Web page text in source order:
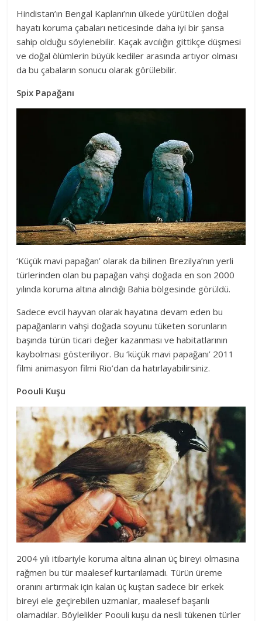
Hindistan’ın Bengal Kaplanı’nın ülkede yürütülen doğal
hayatı koruma çabaları neticesinde daha iyi bir şansa
sahip olduğu söylenebilir. Kaçak avcılığın gittikçe düşmesi
ve doğal ölümlerin büyük kediler arasında artıyor olması
da bu çabaların sonucu olarak görülebilir.
Spix Papağanı
‘Küçük mavi papağan’ olarak da bilinen Brezilya’nın yerli
türlerinden olan bu papağan vahşi doğada en son 2000
yılında koruma altına alındığı Bahia bölgesinde görüldü.
Sadece evcil hayvan olarak hayatına devam eden bu
papağanların vahşi doğada soyunu tüketen sorunların
başında türün ticari değer kazanması ve habitatlarının
kaybolması gösteriliyor. Bu ‘küçük mavi papağanı’ 2011
filmi animasyon filmi Rio’dan da hatırlayabilirsiniz.
Poouli Kuşu
2004 yılı itibariyle koruma altına alınan üç bireyi olmasına
rağmen bu tür maalesef kurtarılamadı. Türün üreme
oranını artırmak için kalan üç kuştan sadece bir erkek
bireyi ele geçirebilen uzmanlar, maalesef başarılı
olamadılar. Böylelikler Poouli kuşu da nesli tükenen türler